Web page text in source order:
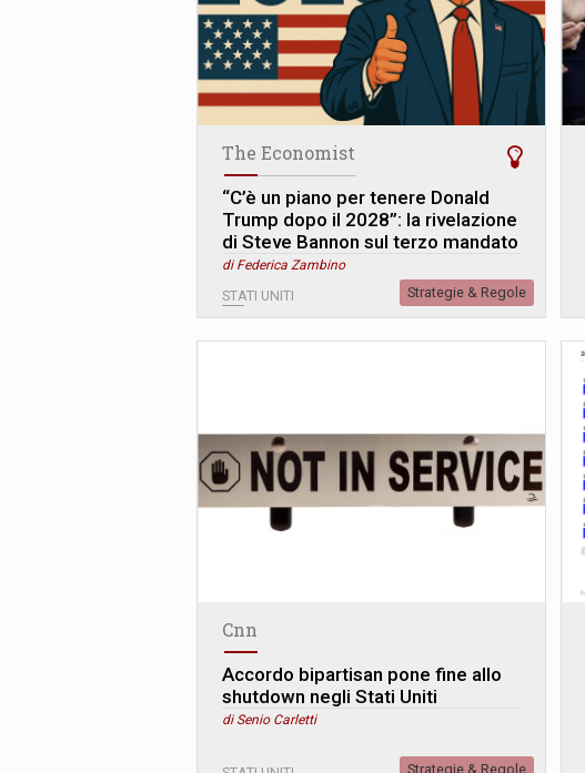
The Economist
“C’è un piano per tenere Donald
Trump dopo il 2028”: la rivelazione
di Steve Bannon sul terzo mandato
di Federica Zambino
STATI UNITI Strategie & Regole
Cnn
Accordo bipartisan pone fine allo
shutdown negli Stati Uniti
di Senio Carletti
Strategie & Regole